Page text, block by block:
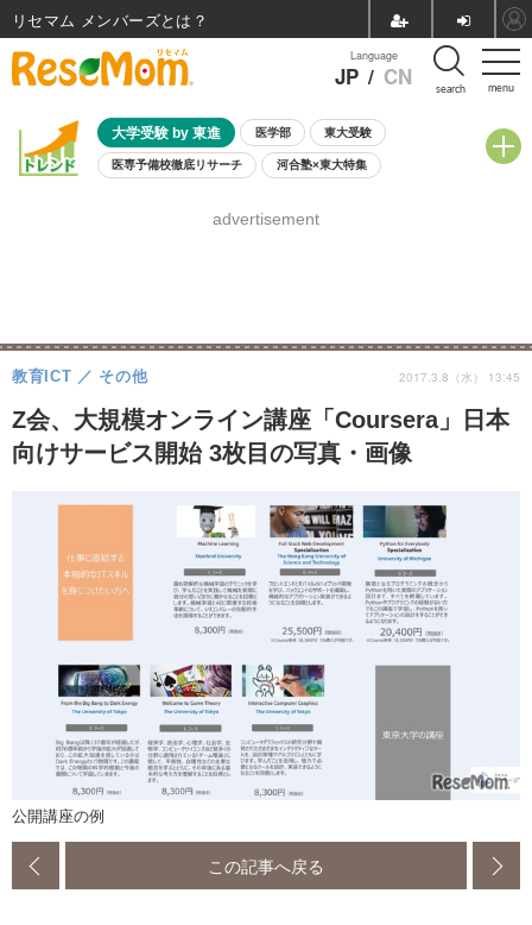
menu
Language
JP / CN search
大学受験 by 東進 医学部 東大受験
医専予備校徹底リサーチ 河合塾×東大特集
8月開催学校説明会・相談会
advertisement
Z会、大規模オンライン講座「Coursera」日本
向けサービス開始 3枚目の写真・画像
教育ICT その他 2017.3.8（水） 13:45
公開講座の例
この記事へ戻る
リセマム メンバーズ